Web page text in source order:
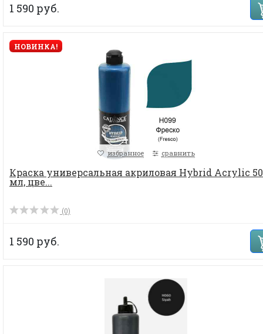
1 590 руб.
НОВИНКА!
избранное сравнить
Краска универсальная акриловая Hybrid Acrylic
мл, цве...
(0)
1 590 руб.